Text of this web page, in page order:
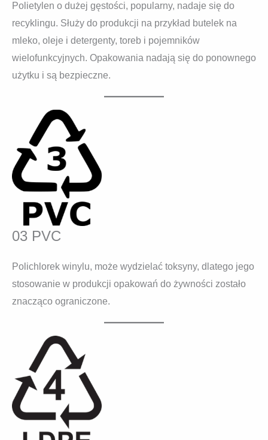
Polietylen o dużej gęstości, popularny, nadaje się do
recyklingu. Służy do produkcji na przykład butelek na
mleko, oleje i detergenty, toreb i pojemników
wielofunkcyjnych. Opakowania nadają się do ponownego
użytku i są bezpieczne.
03 PVC
Polichlorek winylu, może wydzielać toksyny, dlatego jego
stosowanie w produkcji opakowań do żywności zostało
znacząco ograniczone.